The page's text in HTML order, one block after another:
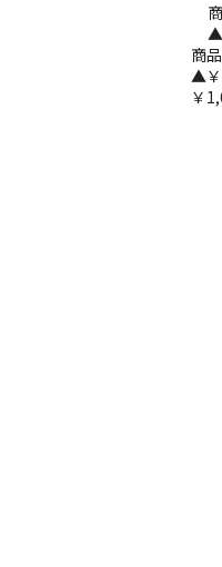
▲
商
▲￥
￥